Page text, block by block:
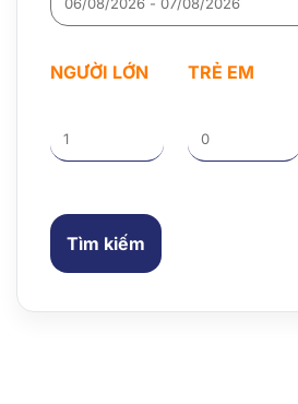
NGƯỜI LỚN TRẺ EM
Tìm kiếm